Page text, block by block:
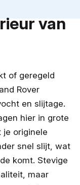
van
of geregeld
Rover
en slijtage.
hier in grote
je originele
snel slijt, wat
komt. Stevige
maar